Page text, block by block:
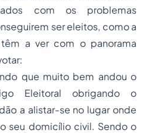
com os problemas
ser eleitos, como a
a ver com o panorama
que muito bem andou o
Eleitoral obrigando o
a alistar-se no lugar onde
seu domicílio civil. Sendo o